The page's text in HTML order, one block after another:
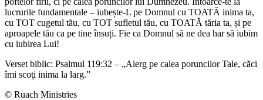
lucrurile fundamentale – iubește-L pe Domnul cu TOATĂ inima ta,
cu TOT cugetul tău, cu TOT sufletul tău, cu TOATĂ tăria ta, și pe
aproapele tău ca pe tine însuți. Fie ca Domnul să ne dea har să iubim
cu iubirea Lui!
Verset biblic: Psalmul 119:32 – „Alerg pe calea poruncilor Tale, căci
îmi scoţi inima la larg.”
© Ruach Ministries